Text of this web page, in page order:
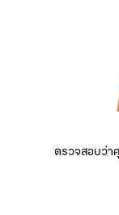
ตรวจสอบว่า